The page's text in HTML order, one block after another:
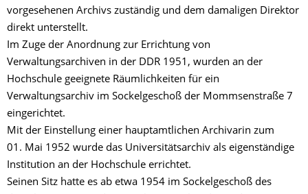
vorgesehenen Archivs zuständig und dem damaligen Direktor
direkt unterstellt.
Im Zuge der Anordnung zur Errichtung von
Verwaltungsarchiven in der DDR 1951, wurden an der
Hochschule geeignete Räumlichkeiten für ein
Verwaltungsarchiv im Sockelgeschoß der Mommsenstraße 7
eingerichtet.
Mit der Einstellung einer hauptamtlichen Archivarin zum
01. Mai 1952 wurde das Universitätsarchiv als eigenständige
Institution an der Hochschule errichtet.
Seinen Sitz hatte es ab etwa 1954 im Sockelgeschoß des